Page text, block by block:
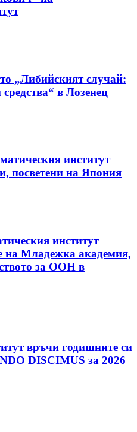
„Либийският случай:
в Лозенец
институт
посветени на Япония
институт
на Младежка академия,
за ООН в
връчи годишните си
DISCIMUS за 2026